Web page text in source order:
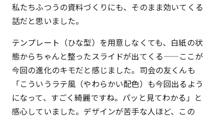
私たちふつうの資料づくりにも、そのまま効いてくる
話だと思いました。
テンプレート（ひな型）を用意しなくても、白紙の状
態からちゃんと整ったスライドが出てくる——ここが
今回の進化のキモだと感じました。司会の友くんも
「こういうラテ風（やわらかい配色）も今回出るよう
になって、すごく綺麗ですね。パッと見てわかる」と
感心していました。デザインが苦手な人ほど、この